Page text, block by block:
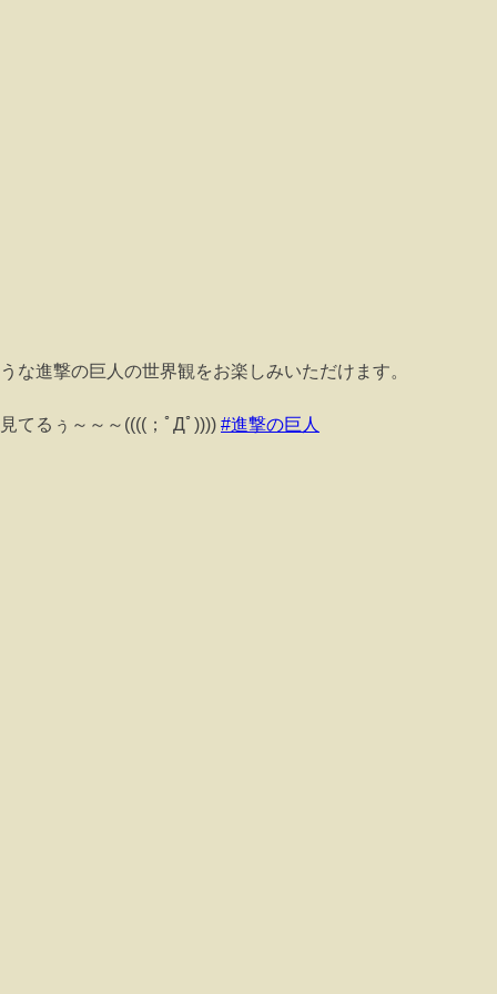
進撃の巨人の世界観をお楽しみいただけます。
てるぅ～～～((((；ﾟДﾟ)))) #進撃の巨人